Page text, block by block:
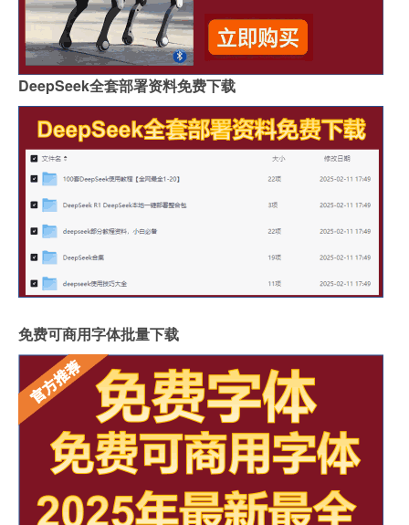
DeepSeek全套部署资料免费下载
免费可商用字体批量下载